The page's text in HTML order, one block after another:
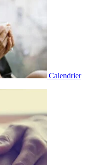
Calendrier